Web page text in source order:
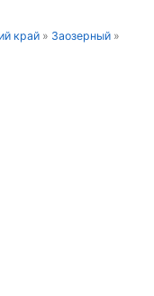
край » Заозерный »